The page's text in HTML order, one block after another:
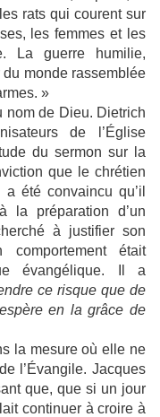
rats qui courent sur
les femmes et les
La guerre humilie,
du monde rassemblée
»
nom de Dieu. Dietrich
de l’Église
du sermon sur la
que le chrétien
été convaincu qu’il
la préparation d’un
à justifier son
était
évangélique. Il a
ce risque que de
en la grâce de
la mesure où elle ne
l’Évangile. Jacques
que, que si un jour
continuer à croire à